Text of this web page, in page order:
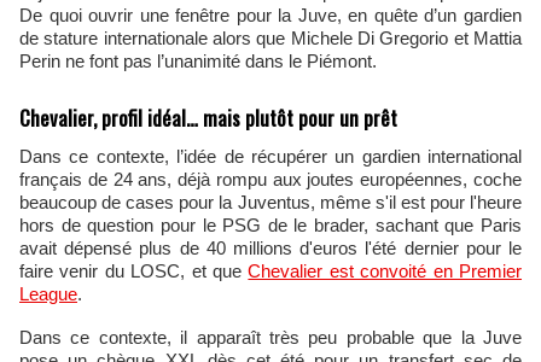
De quoi ouvrir une fenêtre pour la Juve, en quête d’un gardien
de stature internationale alors que Michele Di Gregorio et Mattia
Perin ne font pas l’unanimité dans le Piémont.
Chevalier, profil idéal… mais plutôt pour un prêt
Dans ce contexte, l’idée de récupérer un gardien international
français de 24 ans, déjà rompu aux joutes européennes, coche
beaucoup de cases pour la Juventus, même s'il est pour l'heure
hors de question pour le PSG de le brader, sachant que Paris
avait dépensé plus de 40 millions d'euros l'été dernier pour le
faire venir du LOSC, et queChevalier est convoité en Premier
League.
Dans ce contexte, il apparaît très peu probable que la Juve